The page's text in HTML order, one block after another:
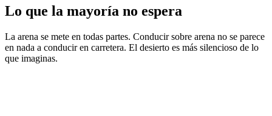
Lo que la mayoría no espera
La arena se mete en todas partes. Conducir sobre arena no se parece
en nada a conducir en carretera. El desierto es más silencioso de lo
que imaginas.